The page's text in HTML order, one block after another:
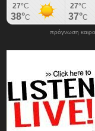
πρόγνωση